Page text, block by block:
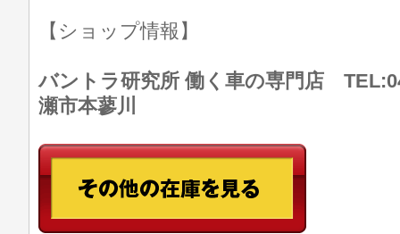
【ショップ情報】
バントラ研究所 働く車の専門店
瀬市本蓼川